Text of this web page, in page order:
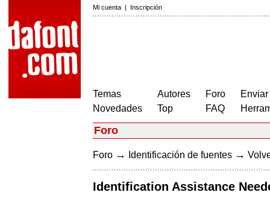
Mi cuenta | Inscripción
Temas
Novedades
Autores
Top
Foro
FAQ
Foro
Foro → Identificación de fuentes →
Identification Assistance